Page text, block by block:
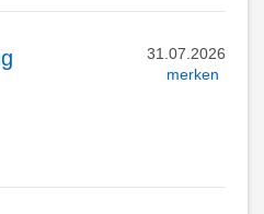
31.07.2026
merken